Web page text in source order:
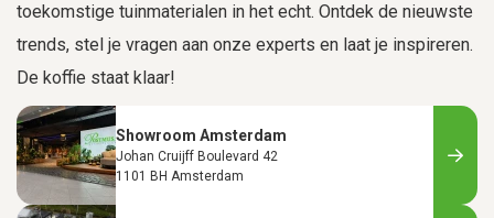
toekomstige tuinmaterialen in het echt. Ontdek de nieuwste
trends, stel je vragen aan onze experts en laat je inspireren.
De koffie staat klaar!
Showroom Amsterdam
Johan Cruijff Boulevard 42
1101 BH Amsterdam